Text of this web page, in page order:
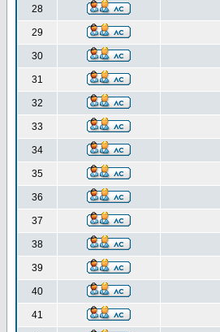
28
29
30
31
32
33
34
35
36
37
38
39
40
41